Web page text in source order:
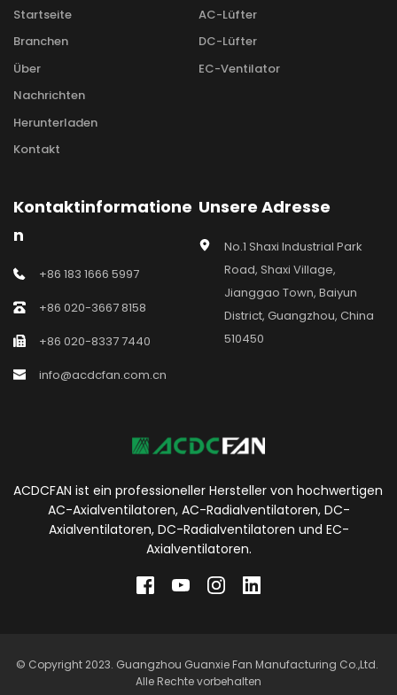
Startseite
Branchen
Über
Nachrichten
Herunterladen
Kontakt
AC-Lüfter
DC-Lüfter
EC-Ventilator
Kontaktinformatione
n
+86 183 1666 5997
+86 020-3667 8158
+86 020-8337 7440
info@acdcfan.com.cn
Unsere Adresse
No.1 Shaxi Industrial Park
Road, Shaxi Village,
Jianggao Town, Baiyun
District, Guangzhou, China
510450
ACDCFAN ist ein professioneller Hersteller von hochwertigen
AC-Axialventilatoren, AC-Radialventilatoren, DC-
Axialventilatoren, DC-Radialventilatoren und EC-
Axialventilatoren.
© Copyright 2023. Guangzhou Guanxie Fan Manufacturing Co.,Ltd.
Alle Rechte vorbehalten